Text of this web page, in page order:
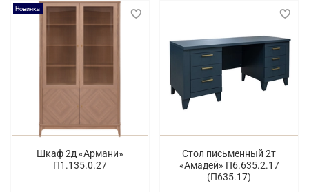
Новинка
Шкаф 2д «Армани»
П1.135.0.27
Стол письменный 2т
«Амадей» П6.635.2.17
(П635.17)